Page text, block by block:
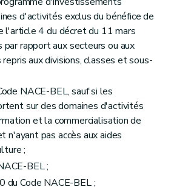
d'activités exclus du bénéfice de
l'article 4 du décret du 11 mars
rapport aux secteurs ou aux
aux divisions, classes et sous-
NACE-BEL, sauf si les
sur des domaines d'activités
et la commercialisation de
n'ayant pas accès aux aides
;
BEL ;
du Code NACE-BEL ;